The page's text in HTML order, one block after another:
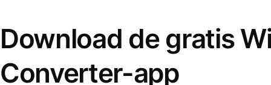
Download de gratis
Converter-app